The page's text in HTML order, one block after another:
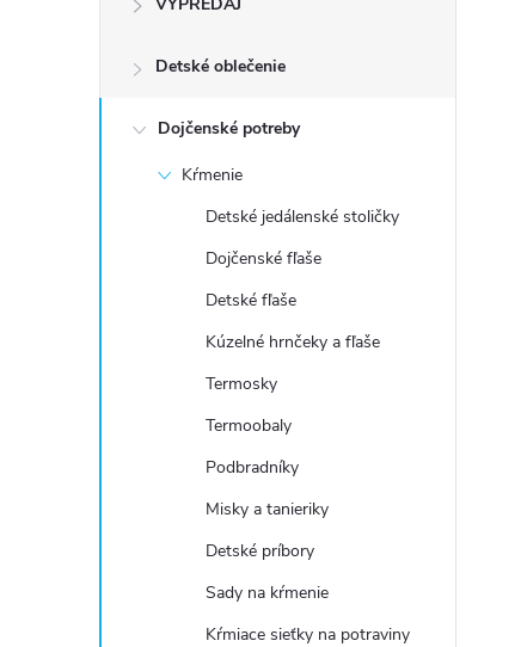
ý
Detské oblečenie
Dojčenské potreby
Kŕmenie
Detské jedálenské stoličky
Dojčenské fľaše
Detské fľaše
Kúzelné hrnčeky a fľaše
Termosky
Termoobaly
Podbradníky
Misky a tanieriky
Detské príbory
Sady na kŕmenie
Kŕmiace sieťky na potraviny